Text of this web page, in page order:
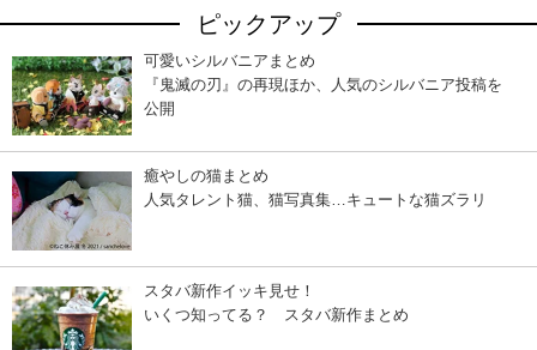
ピックアップ
可愛いシルバニアまとめ
『鬼滅の刃』の再現ほか、人気のシルバニア投稿を
公開
癒やしの猫まとめ
人気タレント猫、猫写真集…キュートな猫ズラリ
スタバ新作イッキ見せ！
いくつ知ってる？ スタバ新作まとめ